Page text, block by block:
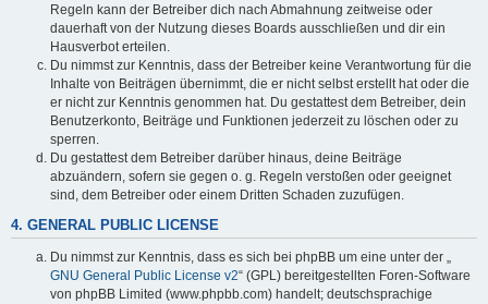
Regeln kann der Betreiber dich nach Abmahnung zeitweise oder
dauerhaft von der Nutzung dieses Boards ausschließen und dir ein
Hausverbot erteilen.
Du nimmst zur Kenntnis, dass der Betreiber keine Verantwortung für die
Inhalte von Beiträgen übernimmt, die er nicht selbst erstellt hat oder die
er nicht zur Kenntnis genommen hat. Du gestattest dem Betreiber, dein
Benutzerkonto, Beiträge und Funktionen jederzeit zu löschen oder zu
sperren.
Du gestattest dem Betreiber darüber hinaus, deine Beiträge
abzuändern, sofern sie gegen o. g. Regeln verstoßen oder geeignet
sind, dem Betreiber oder einem Dritten Schaden zuzufügen.
4. GENERAL PUBLIC LICENSE
Du nimmst zur Kenntnis, dass es sich bei phpBB um eine unter der „
GNU General Public License v2“ (GPL) bereitgestellten Foren-Software
von phpBB Limited (www.phpbb.com) handelt; deutschsprachige